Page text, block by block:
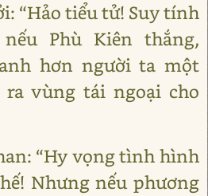
“Hảo tiểu tử! Suy tính
Phù Kiên thắng,
hơn người ta một
vùng tái ngoại cho
“Hy vọng tình hình
Nhưng nếu phương